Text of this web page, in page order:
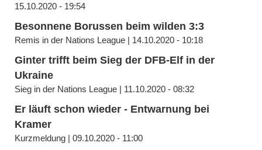
15.10.2020 - 19:54
Besonnene Borussen beim wilden 3:3
Remis in der Nations League | 14.10.2020 - 10:18
Ginter trifft beim Sieg der DFB-Elf in der
Ukraine
Sieg in der Nations League | 11.10.2020 - 08:32
Er läuft schon wieder - Entwarnung bei
Kramer
Kurzmeldung | 09.10.2020 - 11:00